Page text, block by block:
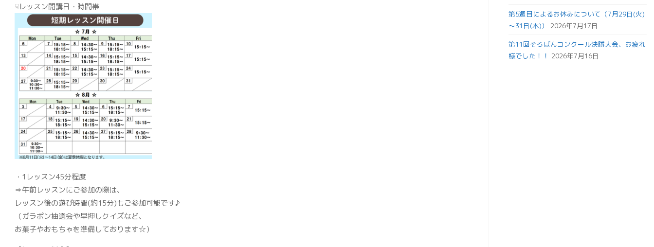
☟レッスン開講日・時間帯
・1レッスン45分程度
⇒午前レッスンにご参加の際は、
レッスン後の遊び時間(約15分)もご参加可能です♪
（ガラポン抽選会や早押しクイズなど、
お菓子やおもちゃを準備しております☆）
第5週目によるお休みについて（7月29日(火)
～31日(木)）
2026年7月17日
第11回そろばんコンクール決勝大会、お疲れ
様でした！！ 2026年7月16日